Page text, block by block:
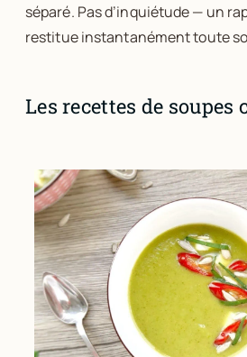
séparé. Pas d’inquiétude — un
restitue instantanément toute
Les recettes de soupes